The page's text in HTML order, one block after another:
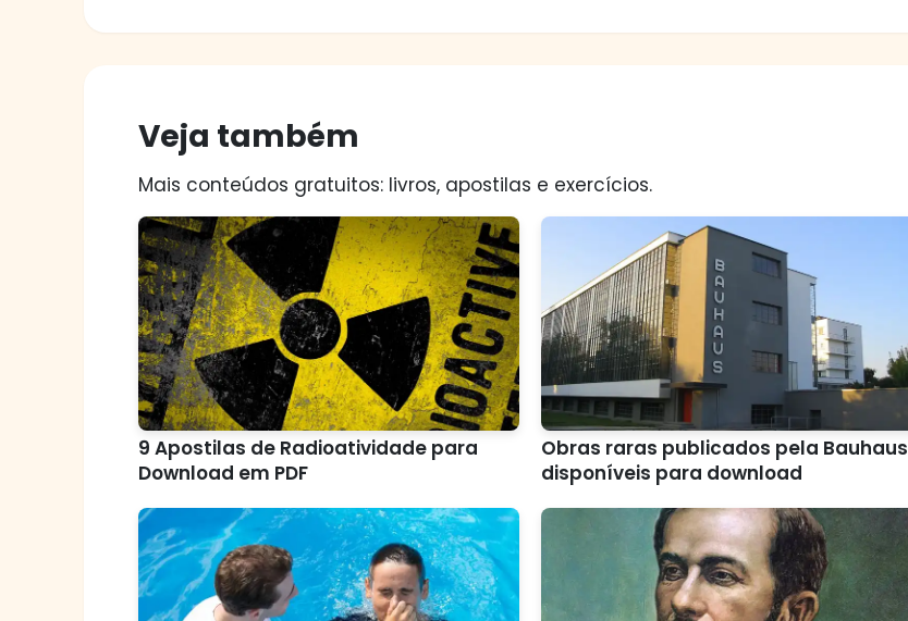
Veja também
Mais conteúdos gratuitos: livros, apostilas e exercícios.
9 Apostilas de Radioatividade para
Download em PDF
Obras raras publicados pela Bauhaus
disponíveis para download